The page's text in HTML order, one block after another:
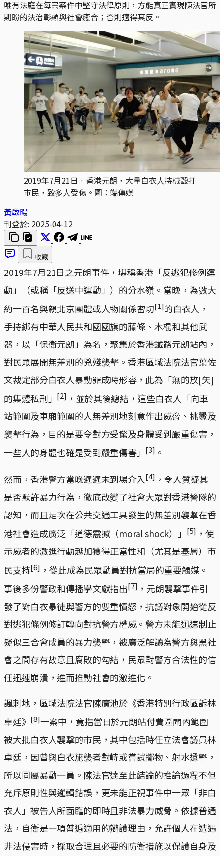
唯有法庭在每宗案件中堅守法律原則，方能真正實現陳法官所
期盼的法治彰顯與社會癒合；否則適得其反。
2019年7月21日，香港元朗，大量白衣人持械毆打
市民，致多人受傷。圖：端傳媒
黃啟暘
刊登於: 2025-04-12
收藏
2019年7月21日之元朗事件，堪稱香港「反逃犯修例運
動」（或稱「反送中運動」）的分水嶺。當晚，為數大
約一百名與親北京團體或人物關係密切[1]的白衣人，
手持綁有中華人民共和國國旗的藤條、木棍和其他武
器，以「保衛元朗」為名，聚集於香港鐵路元朗站內，
對民眾展開無差別的兇殘襲擊。香港區域法院法官葉佐
文裁定部分白衣人暴動罪成時形容，此為「無的放[矢]
的集體私刑」 [2] ，並於其後總結，這些白衣人「向車
站範圍及車廂範圍的人無差別地刻意作出威脅、挑釁及
襲擊行為，目的是要令對方受驚及身體受到嚴重傷害，
一些人的身體也確是受到嚴重傷害」 [3] 。
然而，香港警方當晚遲遲未到場介入[4] ，令人質疑其
是否默許暴力行為，徹底改變了社會大眾對香港警隊的
認知，而且是次在公共交通工具發生的無差別襲擊在香
港社會造成廣泛「道德震撼（moral shock）」 [5] ，使
示威者的激進行動越加獲得正當性和（尤其是基層）市
民支持[6] ，從此成為民眾動員對抗當局的重要觸媒。
事後多份警政和傳播學文獻指出[7] ，元朗襲擊事件引
發了對白衣暴徒與警方的雙重憤怒，抗議對象開始從反
對逃犯條例修訂轉向對抗警方權威。警方未能迅速制止
疑似三合會成員的暴力襲擊，被廣泛解讀為警方與黑社
會之間存有故意且腐敗的勾結，民眾對警方合法性的信
任迅速崩潰，進而推動社會的激進化。
諷刺地，區域法院法官陳廣池於《香港特別行政區訴林
卓廷》 [8]一案中，竟指當日於元朗站付費區閘內範圍
被大批白衣人襲擊的市民，其中包括時任立法會議員林
卓廷，因曾與白衣施襲者對峙或嘗試擲物、射水還擊，
所以同屬暴動一員。陳法官達至此結論的推論過程不但
充斥原則性與邏輯錯誤，更未能正視事件中一眾「非白
衣人」被告人所面臨的即時且非法暴力威脅。依據普通
法，自衛是一項普遍適用的辯護理由，允許個人在遭遇
非法侵害時，採取合理且必要的防衛措施以保護自身及